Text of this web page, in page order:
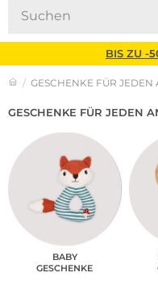
BIS ZU -
GESCHENKE FÜR JEDEN
GESCHENKE FÜR JEDEN
BABY
GESCHENKE